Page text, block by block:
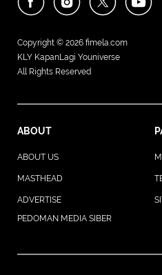
Copyright © 2026 fimela.com
KLY KapanLagi Youniverse
All Rights Reserved
ABOUT
ABOUT US
MASTHEAD
ADVERTISE
PEDOMAN MEDIA SIBER